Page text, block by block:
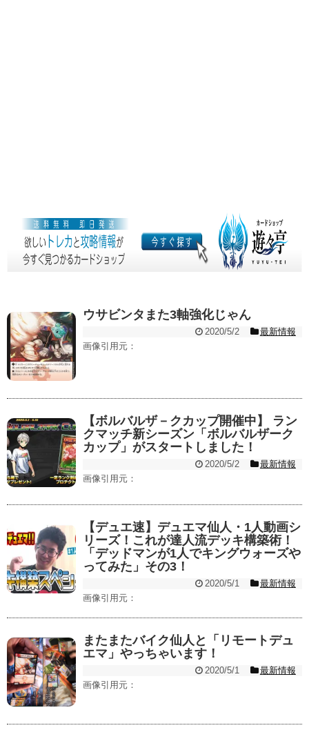
ウサビンタまた3軸強化じゃん
2020/5/2
最新情報
画像引用元：
【ボルバルザ－クカップ開催中】 ラン
クマッチ新シーズン「ボルバルザーク
カップ」がスタートしました！
2020/5/2
最新情報
画像引用元：
【デュエ速】デュエマ仙人・1人動画シ
リーズ！これが達人流デッキ構築術！
「デッドマンが1人でキングウォーズや
ってみた」その3！
2020/5/1
最新情報
画像引用元：
またまたバイク仙人と「リモートデュ
エマ」やっちゃいます！
2020/5/1
最新情報
画像引用元：